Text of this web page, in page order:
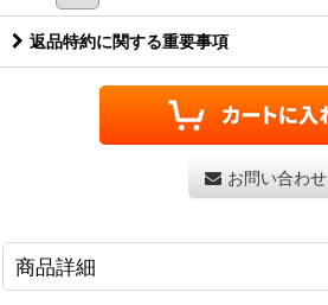
返品特約に関する重要事項
お問い合わせ
商品詳細